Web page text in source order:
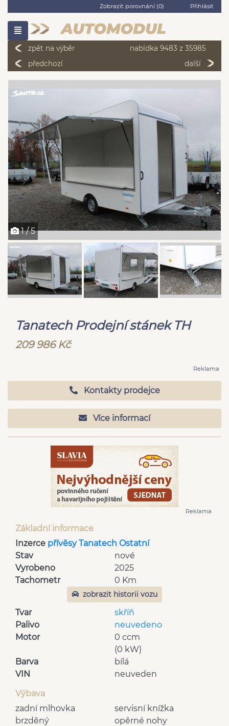
Zobrazit porovnání (0) Přihlásit
zpět na výběr
nabídka 9483 z 35985
předchozí
další
1 / 5
Tanatech Prodejní stánek TH
209 986 Kč
Reklama
Kontakty prodejce
Více informací
Reklama
Základní informace
Inzerce přívěsy Tanatech Ostatní
Stav
nové
Vyrobeno
2025
Tachometr
0 Km
zobrazit historii vozu
Tvar
skříň
Palivo
neuvedeno
Motor
0 ccm
(0 kW)
Barva
bílá
VIN
neuveden
Výbava
servisní knížka
zadní mlhovka
opěrné nohy
brzděný